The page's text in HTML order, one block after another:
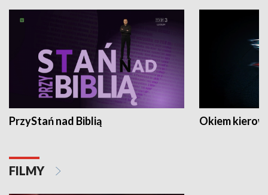
PrzyStań nad Biblią Okiem
FILMY